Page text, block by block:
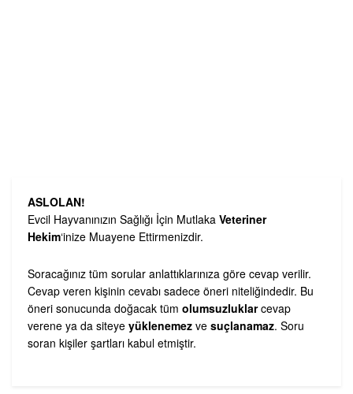
ASLOLAN!
Evcil Hayvanınızın Sağlığı İçin Mutlaka Veteriner
Hekim‘inize Muayene Ettirmenizdir.
Soracağınız tüm sorular anlattıklarınıza göre cevap verilir.
Cevap veren kişinin cevabı sadece öneri niteliğindedir. Bu
öneri sonucunda doğacak tüm olumsuzluklarcevap
verene ya da siteye yüklenemez ve suçlanamaz. Soru
soran kişiler şartları kabul etmiştir.